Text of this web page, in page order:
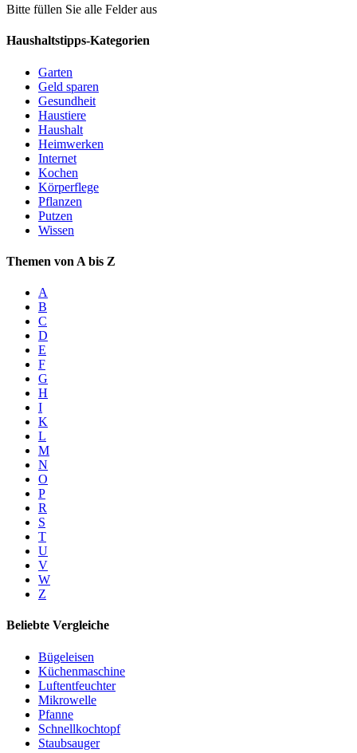
Bitte füllen Sie alle Felder aus
Haushaltstipps-Kategorien
Garten
Geld sparen
Gesundheit
Haustiere
Haushalt
Heimwerken
Internet
Kochen
Körperflege
Pflanzen
Putzen
Wissen
Themen von A bis Z
A
B
C
D
E
F
G
H
I
K
L
M
N
O
P
R
S
T
U
V
W
Z
Beliebte Vergleiche
Bügeleisen
Küchenmaschine
Luftentfeuchter
Mikrowelle
Pfanne
Schnellkochtopf
Staubsauger